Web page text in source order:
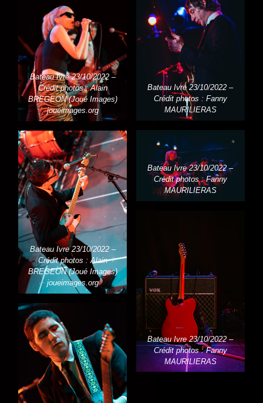
Bateau Ivre 23/10/2022 –
Crédit photos : Alain
BREGEON (Joué Images)
joueimages.org
Bateau Ivre 23/10/2022 –
Crédit photos : Alain
BREGEON (Joué Images)
joueimages.org
Bateau Ivre 23/10/2022 –
Crédit photos : Fanny
MAURILIERAS
Bateau Ivre 23/10/2022 –
Crédit photos : Fanny
MAURILIERAS
Bateau Ivre 23/10/2022 –
Crédit photos : Fanny
MAURILIERAS